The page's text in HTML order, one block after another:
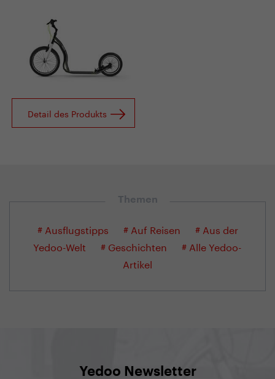
Detail des Produkts
Themen
# Ausflugstipps # Auf Reisen
# Aus der
Yedoo-Welt
# Geschichten
# Alle Yedoo-
Artikel
Yedoo Newsletter